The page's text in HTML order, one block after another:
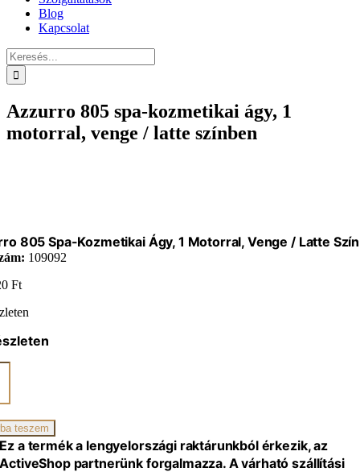
Blog
Kapcsolat
Keresés...
Azzurro 805 spa-kozmetikai ágy, 1
motorral, venge / latte színben
805 Spa-Kozmetikai Ágy, 1 Motorral, Venge / Latte
109092
Ft
teszem
Ez a termék a lengyelországi raktárunkból érkezik, az
ActiveShop partnerünk forgalmazza. A várható szállítási